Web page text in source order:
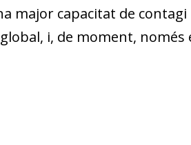
major capacitat de
i, de moment, només